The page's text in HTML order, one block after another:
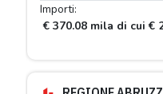
Importi:
€ 370.08 mila di cui €